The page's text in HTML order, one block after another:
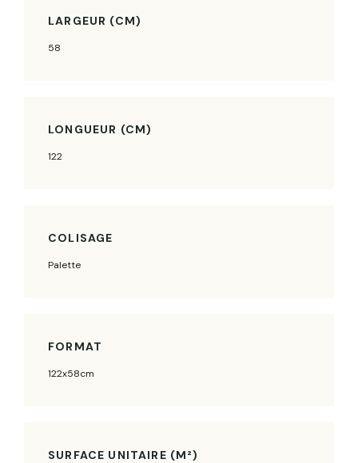
LARGEUR (CM)
58
LONGUEUR (CM)
122
COLISAGE
Palette
FORMAT
122x58cm
SURFACE UNITAIRE (M²)